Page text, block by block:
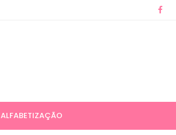
ALFABETIZAÇÃO